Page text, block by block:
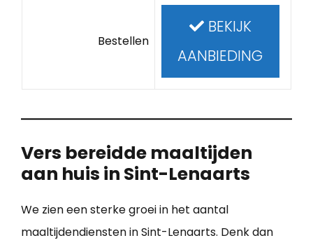
Bestellen
BEKIJK
AANBIEDING
Vers bereidde maaltijden
aan huis in Sint-Lenaarts
We zien een sterke groei in het aantal
maaltijdendiensten in Sint-Lenaarts. Denk dan